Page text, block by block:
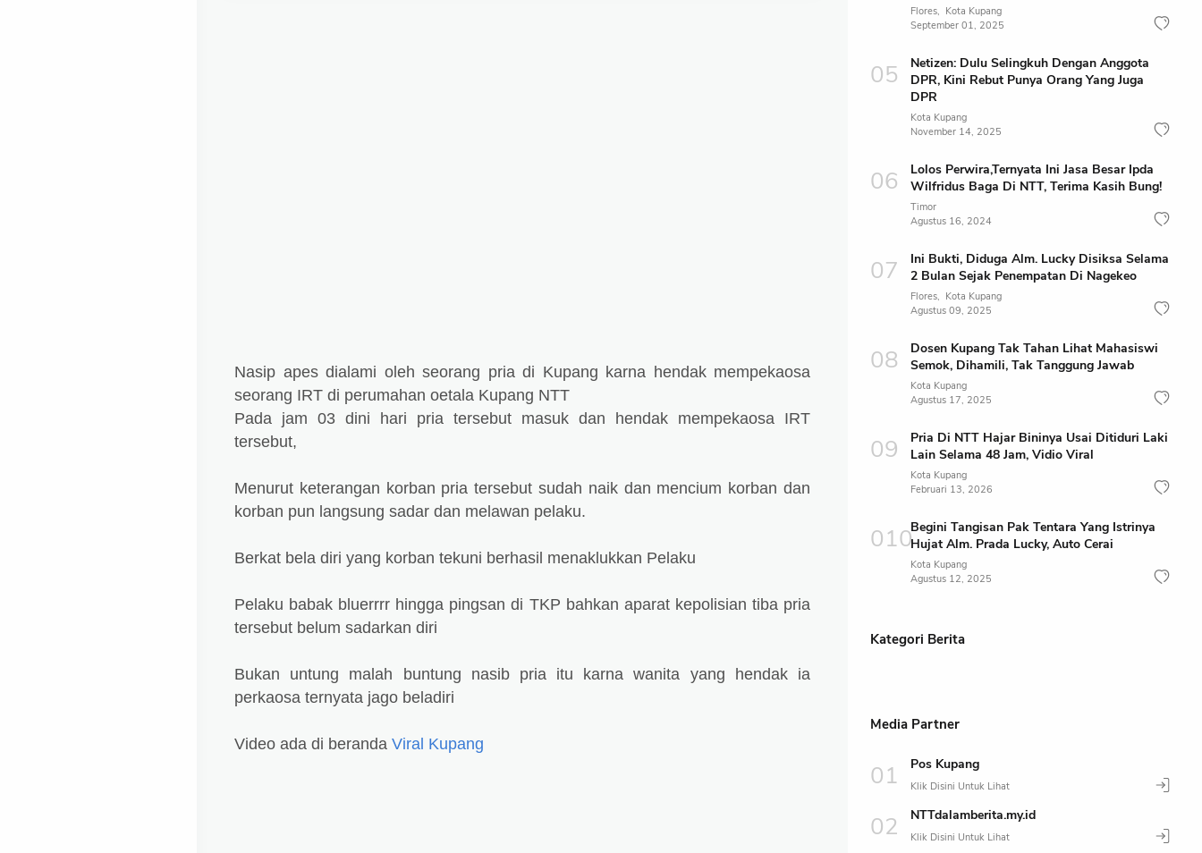
Nasip apes dialami oleh seorang pria di Kupang karna hendak mempekaosa
seorang IRT di perumahan oetala Kupang NTT
Pada jam 03 dini hari pria tersebut masuk dan hendak mempekaosa IRT
tersebut,
Menurut keterangan korban pria tersebut sudah naik dan mencium korban dan
korban pun langsung sadar dan melawan pelaku.
Berkat bela diri yang korban tekuni berhasil menaklukkan Pelaku
Pelaku babak bluerrrr hingga pingsan di TKP bahkan aparat kepolisian tiba pria
tersebut belum sadarkan diri
Bukan untung malah buntung nasib pria itu karna wanita yang hendak ia
perkaosa ternyata jago beladiri
Video ada di beranda Viral Kupang
Flores
Kota Kupang
September 01, 2025
Netizen: Dulu Selingkuh Dengan Anggota
DPR, Kini Rebut Punya Orang Yang Juga
DPR
Kota Kupang
November 14, 2025
Lolos Perwira,Ternyata Ini Jasa Besar Ipda
Wilfridus Baga Di NTT, Terima Kasih Bung!
Timor
Agustus 16, 2024
Ini Bukti, Diduga Alm. Lucky Disiksa Selama
2 Bulan Sejak Penempatan Di Nagekeo
Flores
Kota Kupang
Agustus 09, 2025
Dosen Kupang Tak Tahan Lihat Mahasiswi
Semok, Dihamili, Tak Tanggung Jawab
Kota Kupang
Agustus 17, 2025
Pria Di NTT Hajar Bininya Usai Ditiduri Laki
Lain Selama 48 Jam, Vidio Viral
Kota Kupang
Februari 13, 2026
Begini Tangisan Pak Tentara Yang Istrinya
Hujat Alm. Prada Lucky, Auto Cerai
Kota Kupang
Agustus 12, 2025
Kategori Berita
Media Partner
Pos Kupang
NTTdalamberita.my.id